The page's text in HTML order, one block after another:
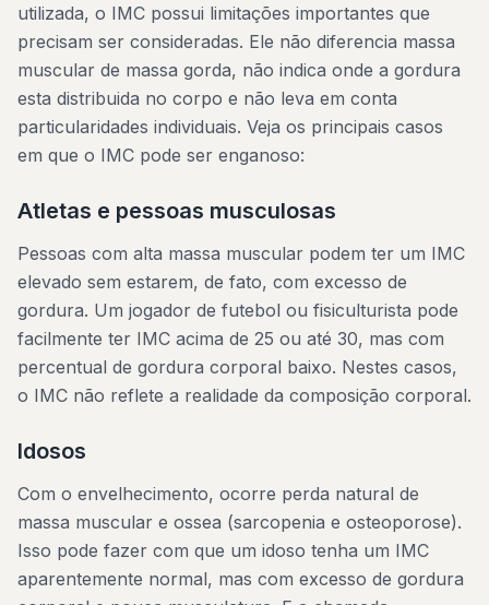
utilizada, o IMC possui limitações importantes que
precisam ser consideradas. Ele não diferencia massa
muscular de massa gorda, não indica onde a gordura
esta distribuida no corpo e não leva em conta
particularidades individuais. Veja os principais casos
em que o IMC pode ser enganoso:
Atletas e pessoas musculosas
Pessoas com alta massa muscular podem ter um IMC
elevado sem estarem, de fato, com excesso de
gordura. Um jogador de futebol ou fisiculturista pode
facilmente ter IMC acima de 25 ou até 30, mas com
percentual de gordura corporal baixo. Nestes casos,
o IMC não reflete a realidade da composição corporal.
Idosos
Com o envelhecimento, ocorre perda natural de
massa muscular e ossea (sarcopenia e osteoporose).
Isso pode fazer com que um idoso tenha um IMC
aparentemente normal, mas com excesso de gordura